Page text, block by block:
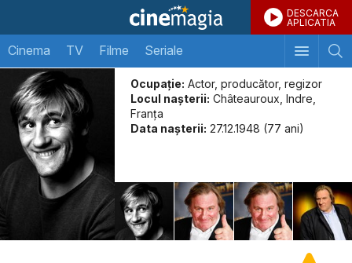
DESCARCA
APLICATIA
Cinema TV Filme Seriale
Ocupație: Actor, producător, regizor
Locul naşterii: Châteauroux, Indre,
Franța
Data naşterii: 27.12.1948 (77 ani)